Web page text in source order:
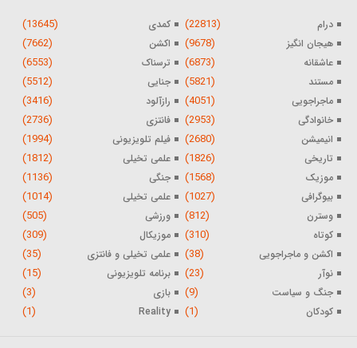
درام (22813) کمدی (13645)
هیجان انگیز (9678) اکشن (7662)
عاشقانه (6873) ترسناک (6553)
مستند (5821) جنایی (5512)
ماجراجویی (4051) رازآلود (3416)
خانوادگی (2953) فانتزی (2736)
انیمیشن (2680) فیلم تلویزیونی (1994)
تاریخی (1826) علمی تخیلی (1812)
موزیک (1568) جنگی (1136)
بیوگرافی (1027) علمی تخیلی (1014)
وسترن (812) ورزشی (505)
کوتاه (310) موزیکال (309)
اکشن و ماجراجویی (38) علمی تخیلی و فانتزی (35)
نوآر (23) برنامه تلویزیونی (15)
جنگ و سیاست (9) بازی (3)
کودکان (1)
Reality
(1)